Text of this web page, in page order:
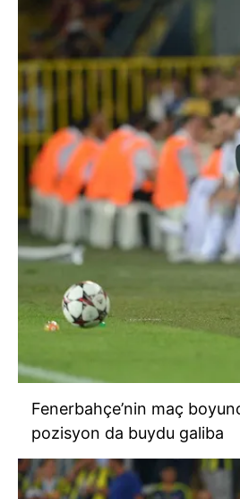
Fenerbahçe’nin maç
pozisyon da buydu galiba